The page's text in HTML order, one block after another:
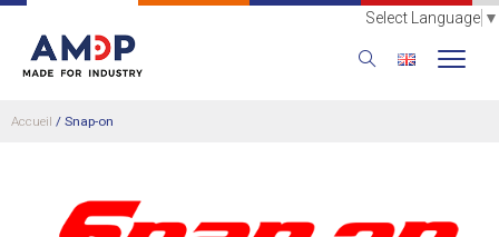
Select Language ▼
Accueil / Snap-on